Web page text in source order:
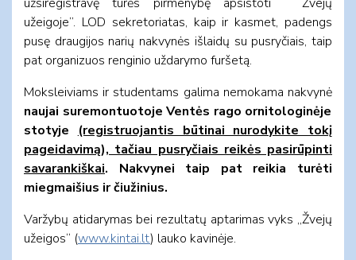
užeigoje”. LOD sekretoriatas, kaip ir kasmet, padengs
pusę draugijos narių nakvynės išlaidų su pusryčiais, taip
pat organizuos renginio uždarymo furšetą.
Moksleiviams ir studentams galima nemokama nakvynė
naujai suremontuotoje Ventės rago ornitologinėje
stotyje
(registruojantis būtinai nurodykite tokį
pageidavimą), tačiau pusryčiais reikės pasirūpinti
savarankiškai. Nakvynei taip pat reikia turėti
miegmaišius ir čiužinius.
Varžybų atidarymas bei rezultatų aptarimas vyks „Žvejų
užeigos“ (www.kintai.lt) lauko kavinėje.